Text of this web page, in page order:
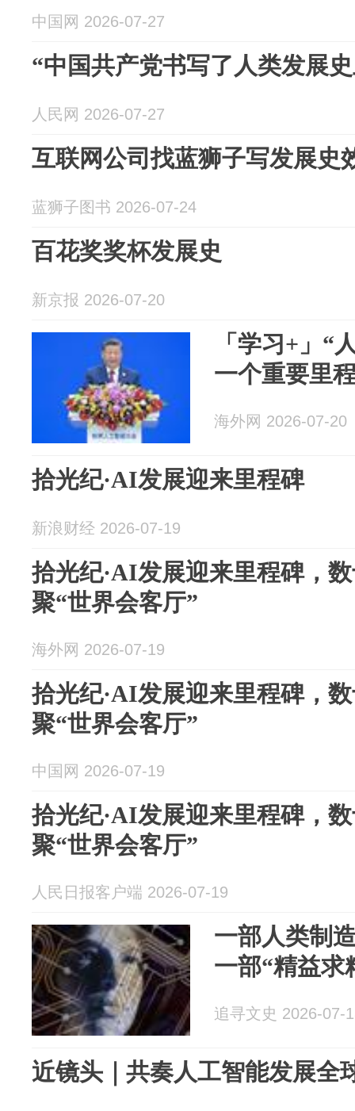
中国网 2026-07-27
“中国共产党书写了人类发展
人民网 2026-07-27
互联网公司找蓝狮子写发展史
蓝狮子图书 2026-07-24
百花奖奖杯发展史
新京报 2026-07-20
「学习+」“
一个重要里
海外网 2026-07-20
拾光纪·AI发展迎来里程碑
新浪财经 2026-07-19
拾光纪·AI发展迎来里程碑，
聚“世界会客厅”
海外网 2026-07-19
拾光纪·AI发展迎来里程碑，
聚“世界会客厅”
中国网 2026-07-19
拾光纪·AI发展迎来里程碑，
聚“世界会客厅”
人民日报客户端 2026-07-19
一部人类制
一部“精益求
追寻文史 2026-07-
近镜头｜共奏人工智能发展全